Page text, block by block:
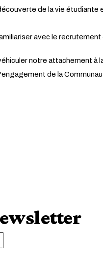
de la vie étudiante
avec le
notre attachement à
de la